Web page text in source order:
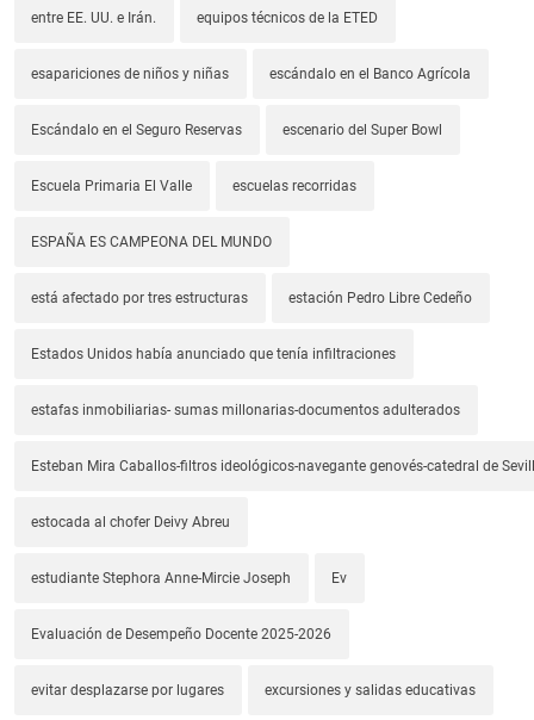
entre EE. UU. e Irán. equipos técnicos de la ETED
esapariciones de niños y niñas escándalo en el Banco Agrícola
Escándalo en el Seguro Reservas escenario del Super Bowl
Escuela Primaria El Valle escuelas recorridas
ESPAÑA ES CAMPEONA DEL MUNDO
está afectado por tres estructuras estación Pedro Libre Cedeño
Estados Unidos había anunciado que tenía infiltraciones
estafas inmobiliarias- sumas millonarias-documentos adulterados
Esteban Mira Caballos-filtros ideológicos-navegante genovés-catedral de
estocada al chofer Deivy Abreu
estudiante Stephora Anne-Mircie Joseph Ev
Evaluación de Desempeño Docente 2025-2026
evitar desplazarse por lugares excursiones y salidas educativas